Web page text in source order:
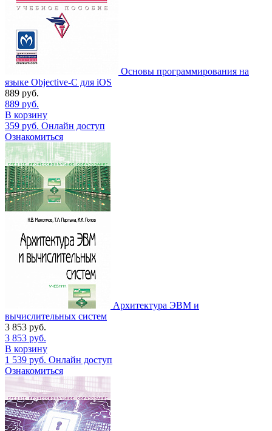
Основы программирования на
языке Objective-C для iOS
889 руб.
889 руб.
В корзину
359 руб. Онлайн доступ
Ознакомиться
Архитектура ЭВМ и
вычислительных систем
3 853 руб.
3 853 руб.
В корзину
1 539 руб. Онлайн доступ
Ознакомиться